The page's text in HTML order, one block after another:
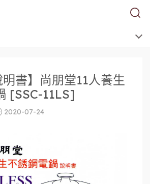
明書】尚朋堂11人養生
[SSC-11LS]
2020-07-24